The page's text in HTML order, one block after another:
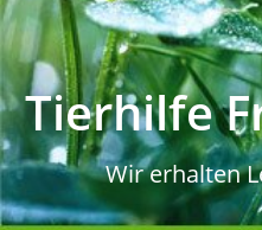
Tierhilfe
Wir erhalten